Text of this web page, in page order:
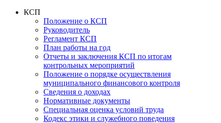
КСП
Положение о КСП
Руководитель
Регламент КСП
План работы на год
Отчеты и заключения КСП по итогам
контрольных мероприятий
Положение о порядке осуществления
муниципального финансового контроля
Сведения о доходах
Нормативные документы
Специальная оценка условий труда
Кодекс этики и служебного поведения